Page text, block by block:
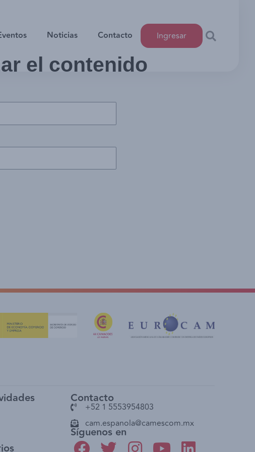
Noticias Contacto Ingresar
el contenido
Contacto
+52 1 5553954803
cam.espanola@camescom.mx
Síguenos en